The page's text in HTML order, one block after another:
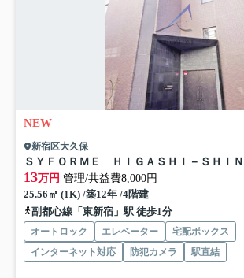
NEW
新宿区大久保
13万円 管理/共益費8,000円
25.56㎡ (1K) /築12年 /4階建
副都心線「東新宿」駅 徒歩1分
オートロック エレベーター
宅配ボックス
インターネット対応
防犯カメラ 駅直結